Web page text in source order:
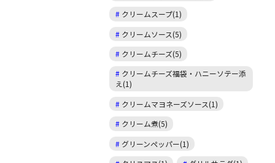
クリームスープ(1)
クリームソース(5)
クリームチーズ(5)
クリームチーズ福袋・ハニーソテー添
え(1)
クリームマヨネーズソース(1)
クリーム煮(5)
グリーンペッパー(1)